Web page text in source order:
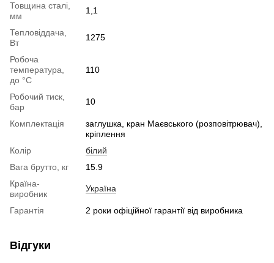
Товщина сталі,
мм
1,1
Тепловіддача,
Вт
1275
Робоча
температура,
до °С
110
Робочий тиск,
бар
10
Комплектація
заглушка, кран Маєвського (розповітрювач),
кріплення
Колір
білий
Вага брутто, кг
15.9
Країна-
виробник
Україна
Гарантія 2 роки офіційної гарантії від виробника
Відгуки